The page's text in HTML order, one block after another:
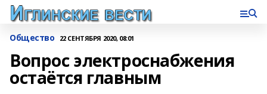
Общество 22 СЕНТЯБРЯ 2020, 08:01
Вопрос электроснабжения
остаётся главным